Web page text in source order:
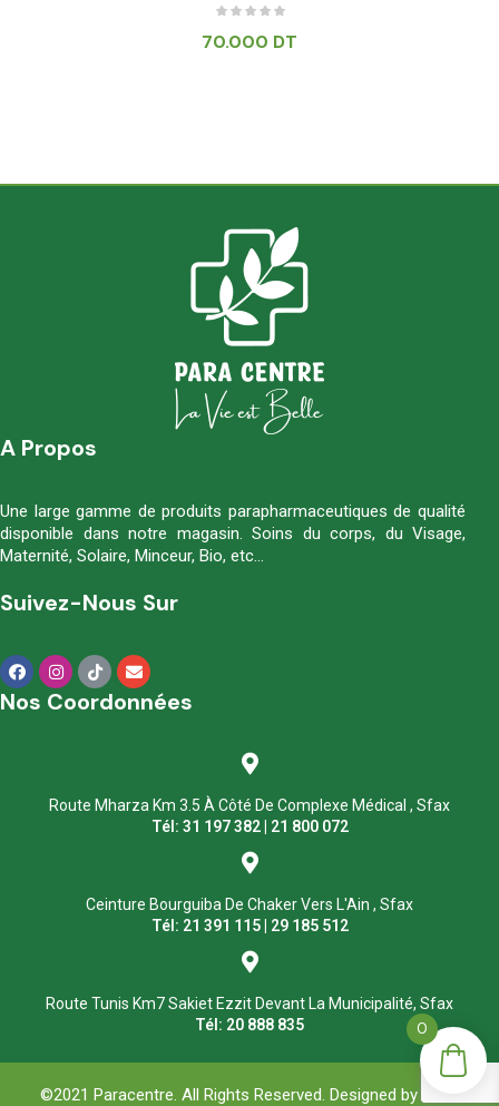
70.000 DT
A Propos
Une large gamme de produits parapharmaceutiques de qualité
disponible dans notre magasin. Soins du corps, du Visage,
Maternité, Solaire, Minceur, Bio, etc…
Suivez-Nous Sur
Nos Coordonnées
Route Mharza Km 3.5 À Côté De Complexe Médical , Sfax
Tél: 31 197 382 | 21 800 072
Ceinture Bourguiba De Chaker Vers L'Ain , Sfax
Tél: 21 391 115 | 29 185 512
Route Tunis Km7 Sakiet Ezzit Devant La Municipalité, Sfax
Tél: 20 888 835
©2021 Paracentre. All Rights Reserved. Designed by
0